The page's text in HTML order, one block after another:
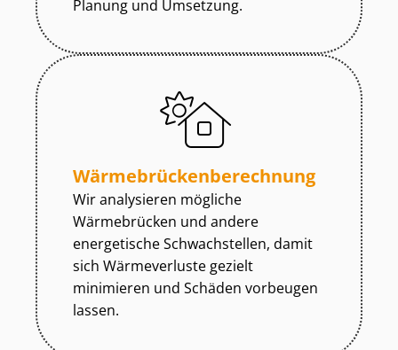
Planung und Umsetzung.
Wär­me­brü­cken­be­rech­nung
Wir analysieren mögliche
Wärmebrücken und andere
energetische Schwachstellen, damit
sich Wärmeverluste gezielt
minimieren und Schäden vorbeugen
lassen.